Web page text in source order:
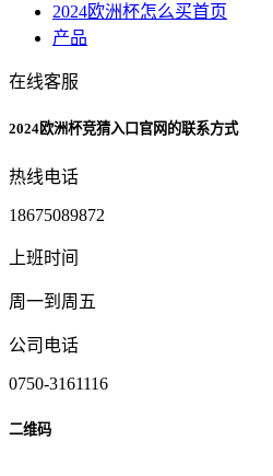
2024欧洲杯怎么买首页
产品
在线客服
2024欧洲杯竞猜入口官网的联系方式
热线电话
18675089872
上班时间
周一到周五
公司电话
0750-3161116
二维码